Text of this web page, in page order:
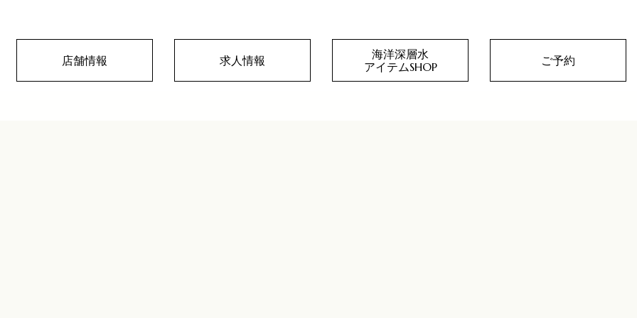
店舗情報 求人情報
海洋深層水
アイテムSHOP
ご予約